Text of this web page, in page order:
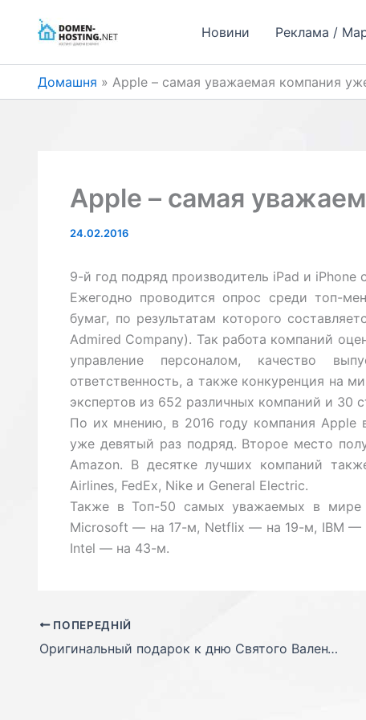
Новини Реклама /
Домашня Apple – самая уважаемая компания
Apple – самая
24.02.2016
9-й год подряд производитель iPad и iPhone
Ежегодно проводится опрос среди топ-
бумаг, по результатам которого
Admired Company). Так работа компаний
управление персоналом, качество
ответственность, а также конкуренция на
экспертов из 652 различных компаний и 30
По их мнению, в 2016 году компания Apple
уже девятый раз подряд. Второе место
Amazon. В десятке лучших компаний
Airlines, FedEx, Nike и General Electric.
Также в Топ-50 самых уважаемых в мире
Microsoft — на 17-м, Netflix — на 19-м, IBM —
Intel — на 43-м.
ПОПЕРЕДНІЙ
Оригинальный подарок к дню Cвятого Валентина для второй половинки!